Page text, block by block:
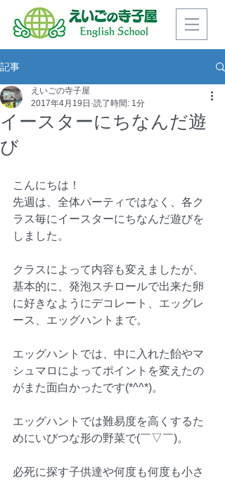
記事
イースターにちなんだ遊
び
えいごの寺子屋
2017年4月19日 読了時間: 1分
こんにちは！
先週は、全体パーティではなく、各ク
ラス毎にイースターにちなんだ遊びを
しました。
クラスによって内容も変えましたが、
基本的に、発泡スチロールで出来た卵
に好きなようにデコレート、エッグレ
ース、エッグハントまで。
エッグハントでは、中に入れた飴やマ
シュマロによってポイントを変えたの
がまた面白かったです(*^^*)。
エッグハントでは難易度を高くするた
めにいびつな形の野菜で(￣▽￣)。
必死に探す子供達や何度も何度も小さ